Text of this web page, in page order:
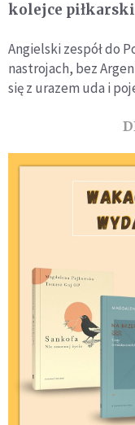
kolejce
Angielski zespół do
nastrojach, bez
się z urazem uda i